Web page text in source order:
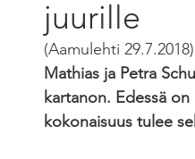
juurille
(Aamulehti 29.7.2018)
Mathias ja Petra
kartanon. Edessä
kokonaisuus tulee